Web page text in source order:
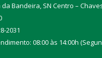
da Bandeira, SN Centro –
2031
08:00 às 14:00h